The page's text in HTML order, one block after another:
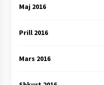
Maj 2016
Prill 2016
Mars 2016